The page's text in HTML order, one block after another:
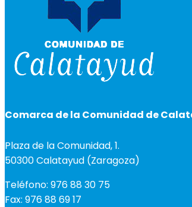
Comarca de la Comunidad de
Plaza de la Comunidad, 1.
50300 Calatayud (Zaragoza)
Teléfono: 976 88 30 75
Fax: 976 88 69 17